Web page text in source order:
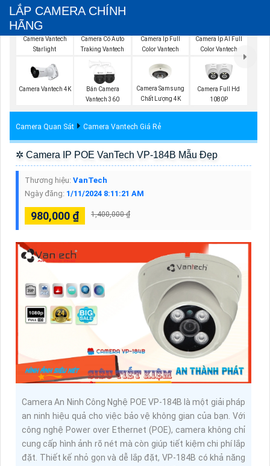
LẮP CAMERA CHÍNH
HÃNG
Camera Vantech
Starlight
Camera Có Auto
Traking Vantech
Camera Ip Full
Color Vantech
Camera Ip AI Full
Color Vantech
Camera Vantech 4K
Bán Camera
Vantech 360
Camera Samsung
Chất Lượng 4K
Camera Full Hd
1080P
Camera Quan Sát Camera Vantech Giá Rẻ
✲ Camera IP POE VanTech VP-184B Mẫu Đẹp
Thương hiệu: VanTech
Ngày đăng: 1/11/2024 8:11:21 AM
980,000 ₫ 1,400,000 ₫
Camera An Ninh Công Nghệ POE VP-184B là một giải pháp
an ninh hiệu quả cho việc bảo vệ không gian của bạn. Với
công nghệ Power over Ethernet (POE), camera không chỉ
cung cấp hình ảnh rõ nét mà còn giúp tiết kiệm chi phí lắp
đặt. Thiết kế nhỏ gọn và dễ lắp đặt, VP-184B có khả năng